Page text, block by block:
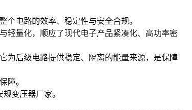
电路的效率、稳定性与安全合规。
轻量化，顺应了现代电子产品紧凑化、高功率密
为后级电路提供稳定、隔离的能量来源，是保障
障。
变压器厂家。